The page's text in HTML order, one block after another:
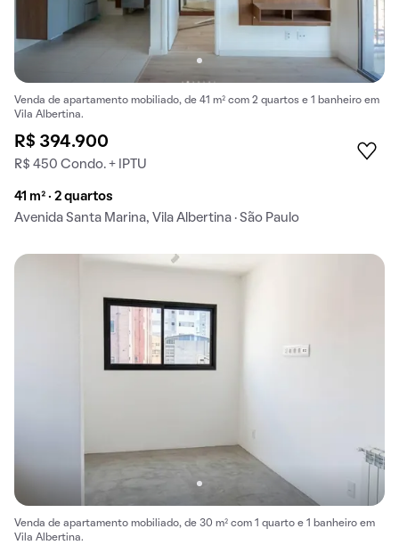
Venda de apartamento mobiliado, de 41 m² com 2 quartos e 1 banheiro em
Vila Albertina.
R$ 394.900
R$ 450 Condo. + IPTU
41 m² · 2 quartos
Avenida Santa Marina, Vila Albertina · São Paulo
Venda de apartamento mobiliado, de 30 m² com 1 quarto e 1 banheiro em
Vila Albertina.